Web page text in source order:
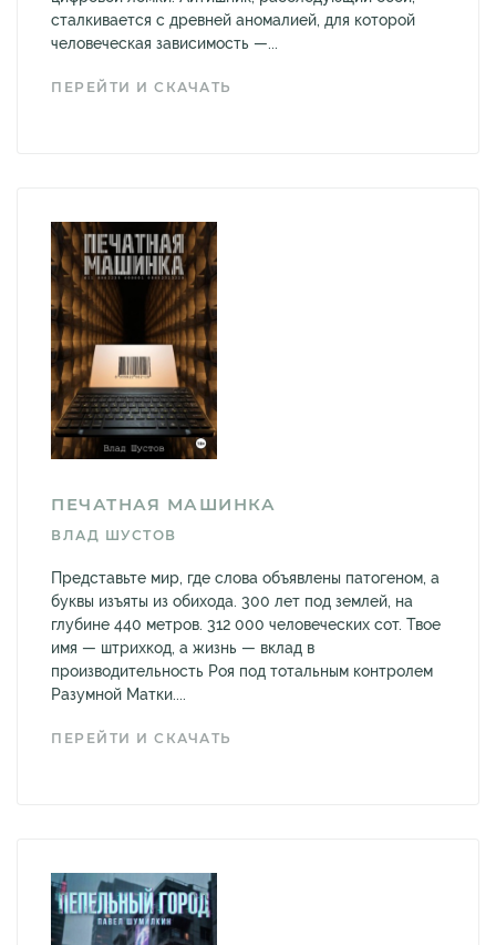
сталкивается с древней аномалией, для которой
человеческая зависимость —...
ПЕРЕЙТИ И СКАЧАТЬ
ПЕЧАТНАЯ МАШИНКА
ВЛАД ШУСТОВ
Представьте мир, где слова объявлены патогеном, а
буквы изъяты из обихода. 300 лет под землей, на
глубине 440 метров. 312 000 человеческих сот. Твое
имя — штрихкод, а жизнь — вклад в
производительность Роя под тотальным контролем
Разумной Матки....
ПЕРЕЙТИ И СКАЧАТЬ